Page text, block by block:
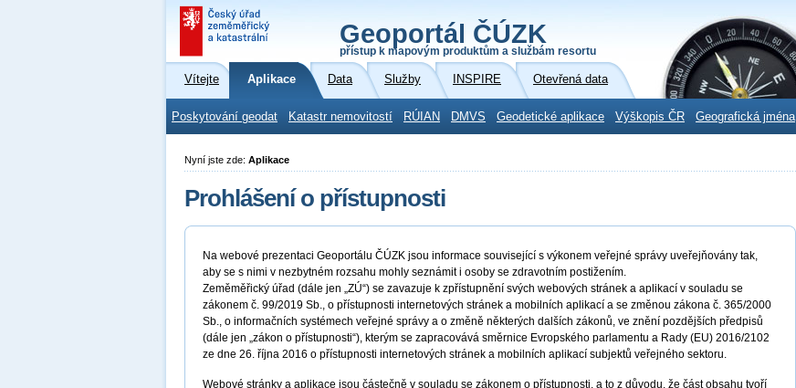
Geoportál ČÚZK
přístup k mapovým produktům a službám resortu
Vítejte Aplikace Data Služby INSPIRE Otevřená data
Poskytování geodat Katastr nemovitostí RÚIAN DMVS Geodetické aplikace Výškopis ČR Geografická jména
Nyní jste zde: Aplikace
Prohlášení o přístupnosti
Na webové prezentaci Geoportálu ČÚZK jsou informace související s výkonem veřejné správy uveřejňovány tak,
aby se s nimi v nezbytném rozsahu mohly seznámit i osoby se zdravotním postižením.
Zeměměřický úřad (dále jen „ZÚ“) se zavazuje k zpřístupnění svých webových stránek a aplikací v souladu se
zákonem č. 99/2019 Sb., o přístupnosti internetových stránek a mobilních aplikací a se změnou zákona č. 365/2000
Sb., o informačních systémech veřejné správy a o změně některých dalších zákonů, ve znění pozdějších předpisů
(dále jen „zákon o přístupnosti“), kterým se zapracovává směrnice Evropského parlamentu a Rady (EU) 2016/2102
ze dne 26. října 2016 o přístupnosti internetových stránek a mobilních aplikací subjektů veřejného sektoru.
Webové stránky a aplikace jsou částečně v souladu se zákonem o přístupnosti, a to z důvodu, že část obsahu tvoří